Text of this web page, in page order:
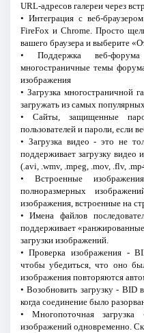
URL-адресов галереи через
• Интеграция с веб-
FireFox и Chrome. Просто
вашего браузера и выберите
• Поддержка веб-
многостраничные темы
изображения
• Загрузка многостраничной
загружать из самых
• Сайты, защищенные
пользователей и пароли, если
• Загрузка видео - это не
поддерживает загрузку видео
(.avi, .wmv, .mpeg, .mov, .flv,
• Встроенные
полноразмерных
изображения, встроенные на
• Имена файлов
поддерживает
загрузки изображений.
• Проверка изображения -
чтобы убедиться, что оно
изображения повторяются
• Возобновить загрузку - BID
когда соединение было
• Многопоточная
изображений одновременно.